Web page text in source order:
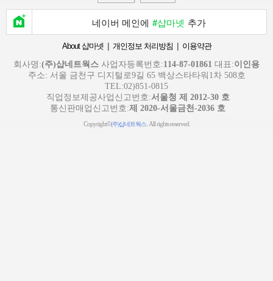
네이버 메인에 #샵마넷 추가
About 샵마넷 | 개인정보 처리방침 | 이용약관
회사명:(주)샵네트웍스 사업자등록번호:114-87-01861 대표:이인용
주소: 서울 금천구 디지털로9길 65 백상스타타워1차 508호
TEL:02)851-0815
직업정보제공사업신고번호:서울청 제 2012-30 호
통신판매업신고번호:제 2020-서울금천-2036 호
Copyright©(주)샵네트웍스. All rights reserved.